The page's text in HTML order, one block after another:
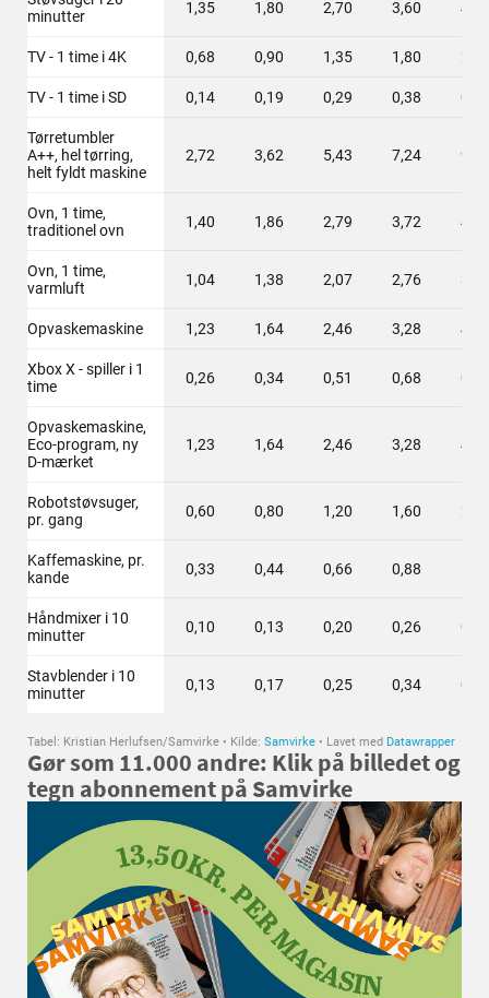
Gør som 11.000 andre: Klik på billedet og
tegn abonnement på Samvirke